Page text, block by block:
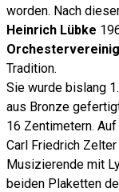
worden. Nach
Heinrich Lübke
Tradition.
Sie wurde bislang
aus Bronze
16 Zentimetern.
Carl Friedrich
Musizierende mit
beiden Plaketten